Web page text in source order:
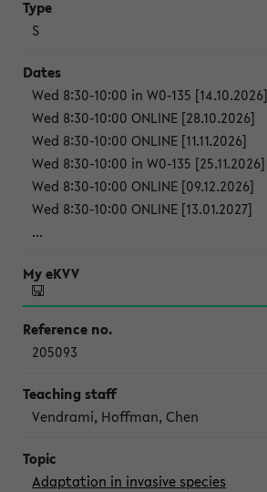
S
Wed 8:30-10:00 in W0-135 [14.10.2026]
Wed 8:30-10:00 ONLINE [28.10.2026]
Wed 8:30-10:00 ONLINE [11.11.2026]
Wed 8:30-10:00 in W0-135 [25.11.2026]
Wed 8:30-10:00 ONLINE [09.12.2026]
Wed 8:30-10:00 ONLINE [13.01.2027]
...
205093
Vendrami, Hoffman, Chen
Adaptation in invasive species